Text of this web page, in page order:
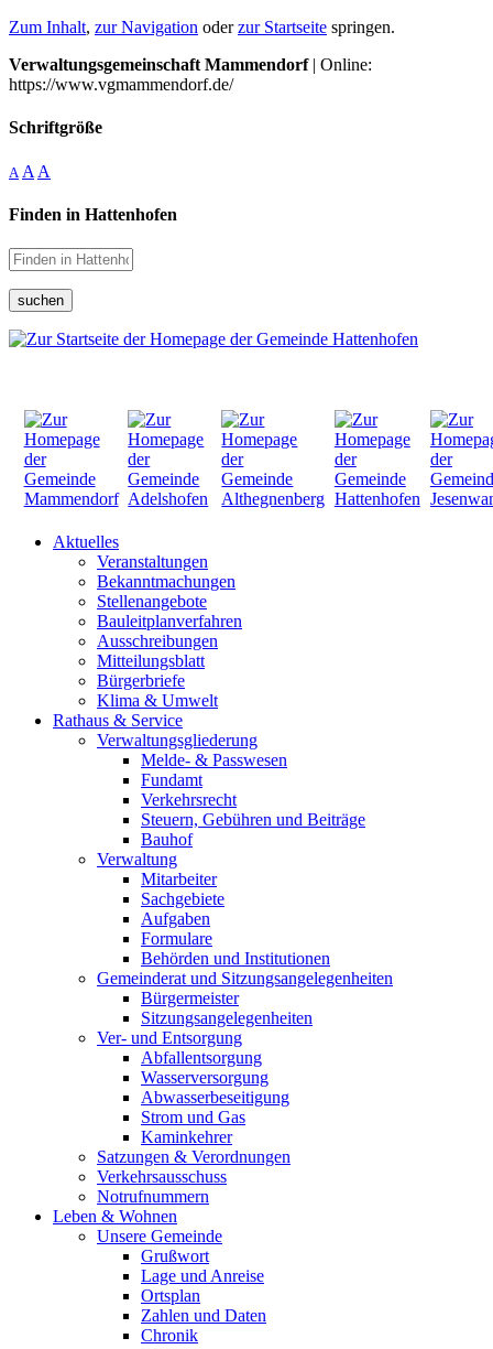
Zum Inhalt, zur Navigation oderzur Startseite springen.
Verwaltungsgemeinschaft Mammendorf| Online:
https://www.vgmammendorf.de/
Schriftgröße
A A A
Finden in Hattenhofen
suchen
Aktuelles
Veranstaltungen
Bekanntmachungen
Stellenangebote
Bauleitplanverfahren
Ausschreibungen
Mitteilungsblatt
Bürgerbriefe
Klima & Umwelt
Rathaus & Service
Verwaltungsgliederung
Melde- & Passwesen
Fundamt
Verkehrsrecht
Steuern, Gebühren und Beiträge
Bauhof
Verwaltung
Mitarbeiter
Sachgebiete
Aufgaben
Formulare
Behörden und Institutionen
Gemeinderat und Sitzungsangelegenheiten
Bürgermeister
Sitzungsangelegenheiten
Ver- und Entsorgung
Abfallentsorgung
Wasserversorgung
Abwasserbeseitigung
Strom und Gas
Kaminkehrer
Satzungen & Verordnungen
Verkehrsausschuss
Notrufnummern
Leben & Wohnen
Unsere Gemeinde
Grußwort
Lage und Anreise
Ortsplan
Zahlen und Daten
Chronik